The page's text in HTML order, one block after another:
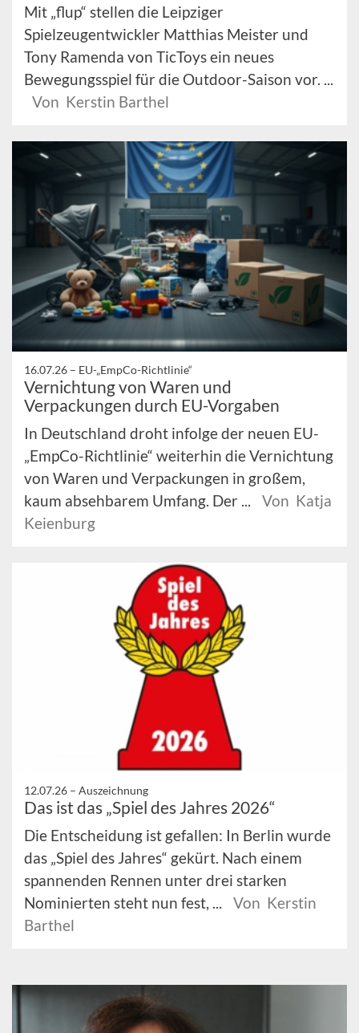
Mit „flup“ stellen die Leipziger
Spielzeugentwickler Matthias Meister und
Tony Ramenda von TicToys ein neues
Bewegungsspiel für die Outdoor-Saison vor. ...
Von Kerstin Barthel
16.07.26 – EU-„EmpCo-Richtlinie“
Vernichtung von Waren und
Verpackungen durch EU-Vorgaben
In Deutschland droht infolge der neuen EU-
„EmpCo-Richtlinie“ weiterhin die Vernichtung
von Waren und Verpackungen in großem,
kaum absehbarem Umfang. Der ...
Von Katja
Keienburg
12.07.26 – Auszeichnung
Das ist das „Spiel des Jahres 2026“
Die Entscheidung ist gefallen: In Berlin wurde
das „Spiel des Jahres“ gekürt. Nach einem
spannenden Rennen unter drei starken
Nominierten steht nun fest, ...
Von Kerstin
Barthel